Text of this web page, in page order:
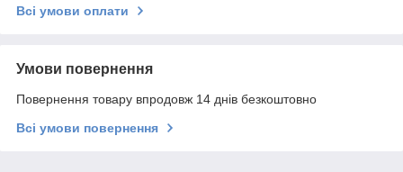
Всі умови оплати
Умови повернення
Повернення товару впродовж 14 днів безкоштовно
Всі умови повернення